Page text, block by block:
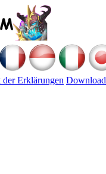
der Erklärungen Download